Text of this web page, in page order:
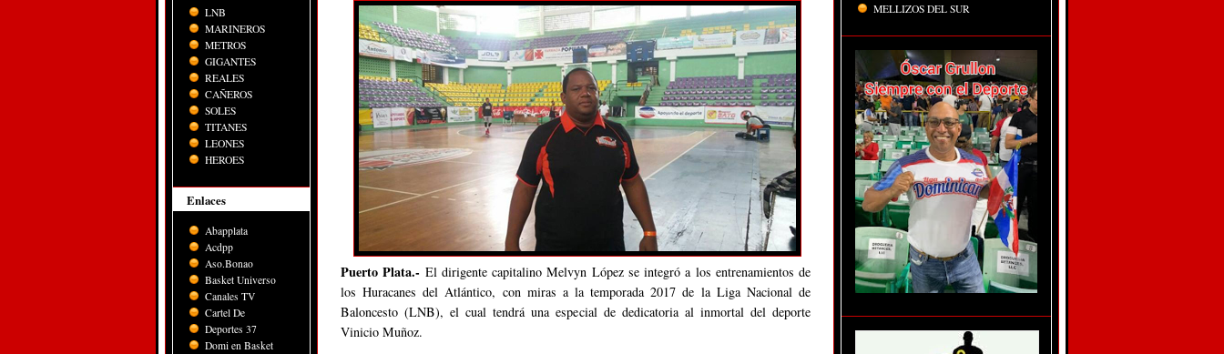
LNB
MARINEROS
METROS
GIGANTES
REALES
CAÑEROS
SOLES
TITANES
LEONES
HEROES
Enlaces
Abapplata
Acdpp
Aso.Bonao
Basket Universo
Canales TV
Cartel De
Deportes 37
Domi en Basket
Puerto Plata.- El dirigente capitalino Melvyn López se integró a los entrenamientos de
los Huracanes del Atlántico, con miras a la temporada 2017 de la Liga Nacional de
Baloncesto (LNB), el cual tendrá una especial de dedicatoria al inmortal del deporte
Vinicio Muñoz.
MELLIZOS DEL SUR